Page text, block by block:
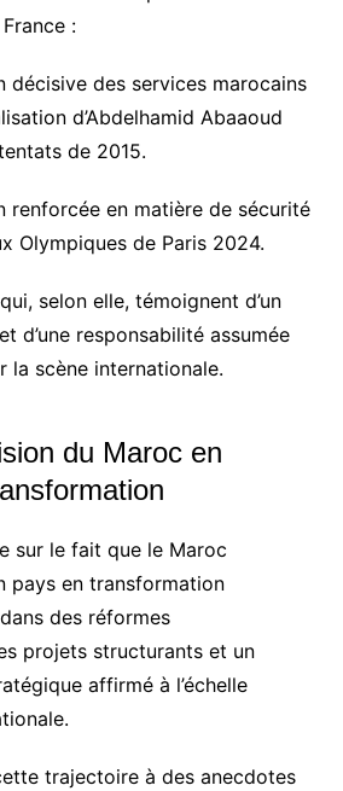
:
décisive des services marocains
d’Abdelhamid Abaaoud
de 2015.
renforcée en matière de sécurité
Olympiques de Paris 2024.
selon elle, témoignent d’un
d’une responsabilité assumée
la scène internationale.
du Maroc en
sur le fait que le Maroc
pays en transformation
des réformes
projets structurants et un
affirmé à l’échelle
trajectoire à des anecdotes